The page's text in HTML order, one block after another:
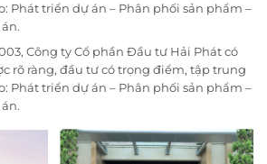
Phát triển dự án – Phân phối sản phẩm –
Công ty Cổ phần Đầu tư Hải Phát có
rõ ràng, đầu tư có trọng điểm, tập trung
Phát triển dự án – Phân phối sản phẩm –